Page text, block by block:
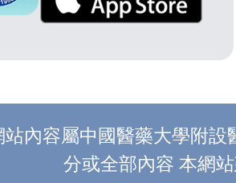
內容屬中國醫藥大學附
分或全部內容 本網